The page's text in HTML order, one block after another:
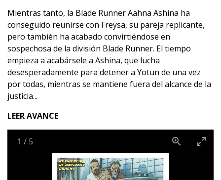
Mientras tanto, la Blade Runner Aahna Ashina ha
conseguido reunirse con Freysa, su pareja replicante,
pero también ha acabado convirtiéndose en
sospechosa de la división Blade Runner. El tiempo
empieza a acabársele a Ashina, que lucha
desesperadamente para detener a Yotun de una vez
por todas, mientras se mantiene fuera del alcance de la
justicia...
LEER AVANCE
1 / 5